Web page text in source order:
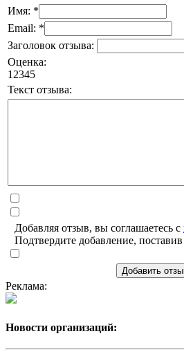
Имя: *
Email: *
Заголовок отзыва:
Оценка:
1 2345
Текст отзыва:
Добавляя отзыв, вы соглашаетесь с
Подтвердите добавление, поставив
Добавить
Реклама:
Новости организаций: